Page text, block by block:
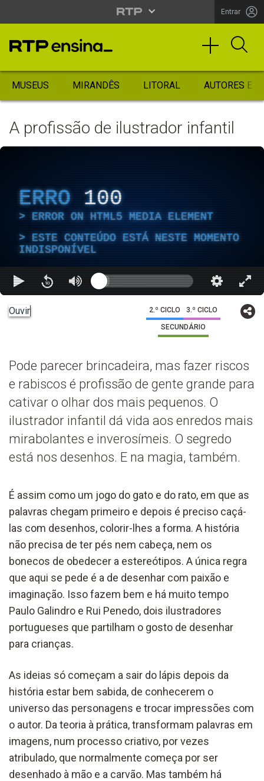
Entrar
MUSEUS MIRANDÊS LITORAL AUTORES
A profissão de ilustrador infantil
ERRO 100
ERROR ON HTML5 MEDIA ELEMENT
ESTE CONTEÚDO ESTÁ NESTE MOMENTO
INDISPONÍVEL
Ouvir 2.º CICLO 3.º CICLO
SECUNDÁRIO
Pode parecer brincadeira, mas fazer riscos
e rabiscos é profissão de gente grande para
cativar o olhar dos mais pequenos. O
ilustrador infantil dá vida aos enredos mais
mirabolantes e inverosímeis. O segredo
está nos desenhos. E na magia, também.
É assim como um jogo do gato e do rato, em que as
palavras chegam primeiro e depois é preciso caçá-
las com desenhos, colorir-lhes a forma. A história
não precisa de ter pés nem cabeça, nem os
bonecos de obedecer a estereótipos. A única regra
que aqui se pede é a de desenhar com paixão e
imaginação. Isso fazem bem e há muito tempo
Paulo Galindro e Rui Penedo, dois ilustradores
portugueses que partilham o gosto de desenhar
para crianças.
As ideias só começam a sair do lápis depois da
história estar bem sabida, de conhecerem o
universo das personagens e trocar impressões com
o autor. Da teoria à prática, transformam palavras em
imagens, num processo criativo, por vezes
atribulado, que normalmente começa por ser
desenhado à mão e a carvão. Mas também há